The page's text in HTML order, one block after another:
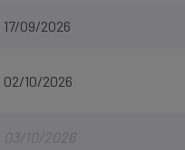
17/09/2026
02/10/2026
03/10/2026